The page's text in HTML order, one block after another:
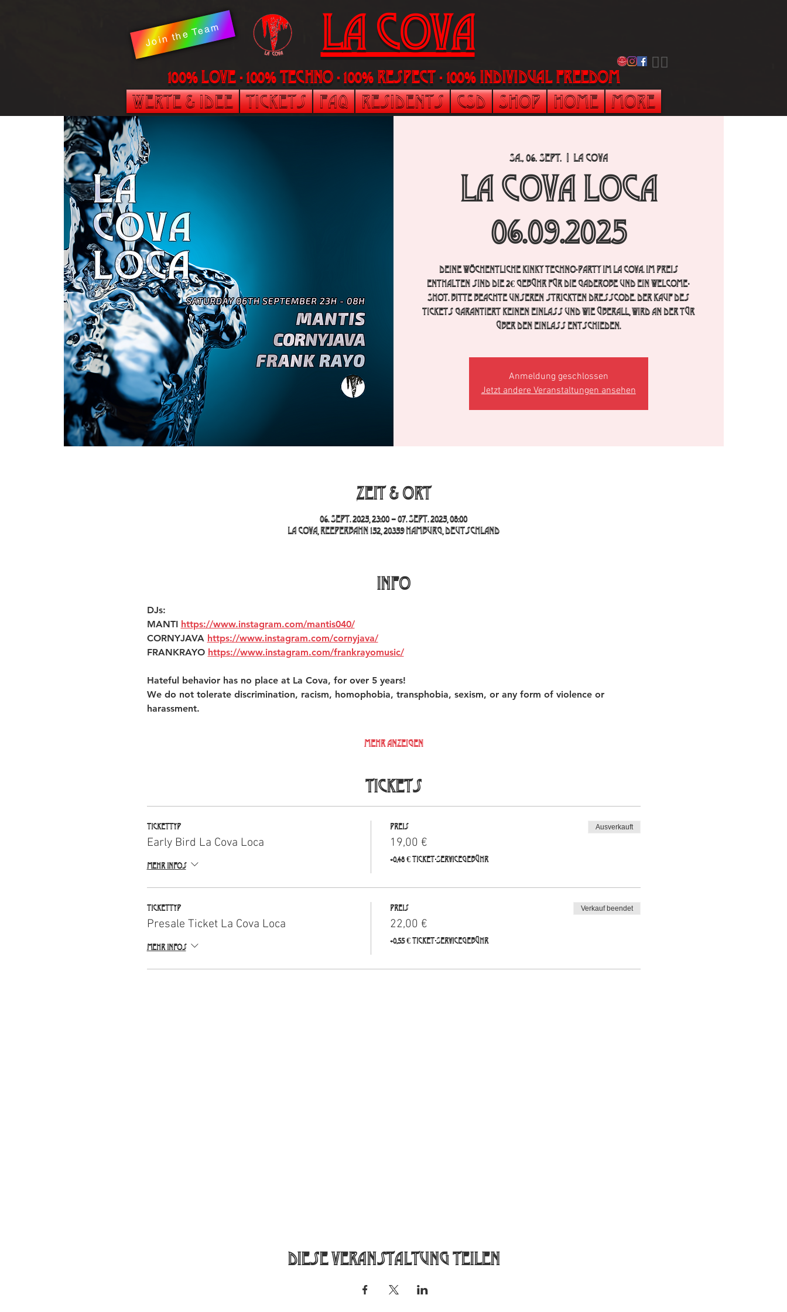
LA Cova
100% LOVE - 100% Techno - 100% Respect - 100% individual freedom
​🏳️‍🌈
Join the Team
Werte & Idee Tickets FAQ Residents CSD Shop Home More
Sa., 06. Sept.
  |
La Cova
La Cova Loca
06.09.2025
Deine wöchentliche Kinky Techno-Party im La Cova. im Preis
enthalten sind die 2€ Gebühr für die Gaderobe und ein Welcome-
Shot. Bitte beachte unseren strickten Dresscode. Der Kauf des
Tickets garantiert keinen Einlass und wie überall, wird an der Tür
über den Einlass entschieden.
Anmeldung geschlossen
Jetzt andere Veranstaltungen ansehen
Zeit & Ort
06. Sept. 2025, 23:00 – 07. Sept. 2025, 08:00
La Cova, Reeperbahn 152, 20359 Hamburg, Deutschland
INFO
DJs:
MANTI https://www.instagram.com/mantis040/
CORNYJAVA https://www.instagram.com/cornyjava/
FRANKRAYO https://www.instagram.com/frankrayomusic/
Hateful behavior has no place at La Cova, for over 5 years!
We do not tolerate discrimination, racism, homophobia, transphobia, sexism, or any form of violence or
harassment.
Mehr anzeigen
Tickets
Tickettyp
Early Bird La Cova Loca
Mehr Infos
Preis
19,00 €
+0,48 € Ticket-Servicegebühr
Ausverkauft
Tickettyp
Presale Ticket La Cova Loca
Mehr Infos
Preis
22,00 €
+0,55 € Ticket-Servicegebühr
Verkauf beendet
Diese Veranstaltung teilen